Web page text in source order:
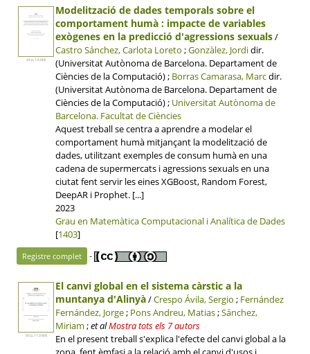
44 p, 1.8 MB
Modelització de dades temporals sobre el
comportament humà : impacte de variables
exògenes en la predicció d'agressions sexuals/
Castro Sánchez, Carlota Loreto ;Gonzàlez, Jordidir.
(Universitat Autònoma de Barcelona. Departament de
Ciències de la Computació) ; Borras Camarasa, Marcdir.
(Universitat Autònoma de Barcelona. Departament de
Ciències de la Computació) ; Universitat Autònoma de
Barcelona. Facultat de Ciències
Aquest treball se centra a aprendre a modelar el
comportament humà mitjançant la modelització de
dades, utilitzant exemples de consum humà en una
cadena de supermercats i agressions sexuals en una
ciutat fent servir les eines XGBoost, Random Forest,
DeepAR i Prophet. [...]
2023
Grau en Matemàtica Computacional i Analítica de Dades
[1403]
Registre complet -
85 p, 11.0 MB
El canvi global en el sistema càrstic a la
muntanya d'Alinyà/Crespo Ávila, Sergio ; Fernández
Fernández, Jorge; Pons Andreu, Matias;Sánchez,
Miriam ;et alMostra tots els 7 autors
En el present treball s'explica l'efecte del canvi global a la